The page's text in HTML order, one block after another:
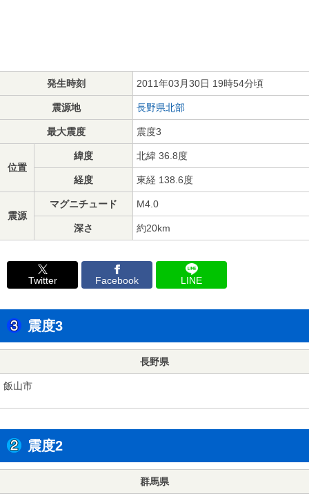
発生時刻 2011年03月30日 19時54分頃
震源地 長野県北部
最大震度 震度3
位置
緯度 北緯 36.8度
経度 東経 138.6度
震源
マグニチュード M4.0
深さ 約20km
Twitter Facebook LINE
震度3
長野県
飯山市
震度2
群馬県